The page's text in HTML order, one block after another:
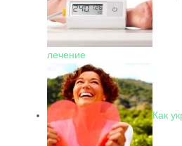
лечение
Как